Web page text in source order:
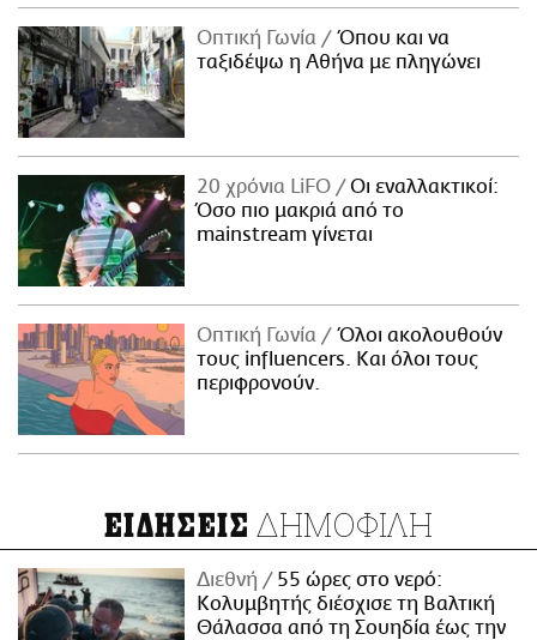
Οπτική Γωνία
Όπου και να
ταξιδέψω η Αθήνα με πληγώνει
20 χρόνια LiFO
Οι εναλλακτικοί:
Όσο πιο μακριά από το
mainstream γίνεται
Οπτική Γωνία
Όλοι ακολουθούν
τους influencers. Και όλοι τους
περιφρονούν.
ΕΙΔΗΣΕΙΣ ΔΗΜΟΦΙΛΗ
Διεθνή
55 ώρες στο νερό:
Κολυμβητής διέσχισε τη Βαλτική
Θάλασσα από τη Σουηδία έως την